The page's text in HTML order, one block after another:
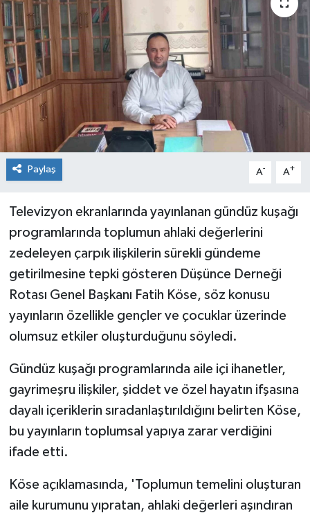
Paylaş A- A+
Televizyon ekranlarında yayınlanan gündüz kuşağı
programlarında toplumun ahlaki değerlerini
zedeleyen çarpık ilişkilerin sürekli gündeme
getirilmesine tepki gösteren Düşünce Derneği
Rotası Genel Başkanı Fatih Köse, söz konusu
yayınların özellikle gençler ve çocuklar üzerinde
olumsuz etkiler oluşturduğunu söyledi.
Gündüz kuşağı programlarında aile içi ihanetler,
gayrimeşru ilişkiler, şiddet ve özel hayatın ifşasına
dayalı içeriklerin sıradanlaştırıldığını belirten Köse,
bu yayınların toplumsal yapıya zarar verdiğini
ifade etti.
Köse açıklamasında, 'Toplumun temelini oluşturan
aile kurumunu yıpratan, ahlaki değerleri aşındıran